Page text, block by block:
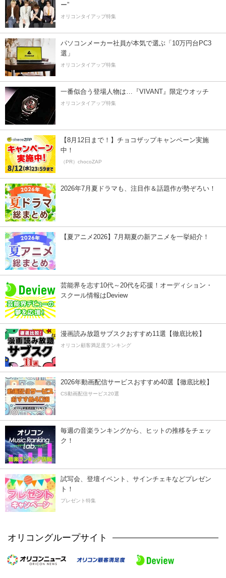
ー”
オリコンタイアップ特集
パソコンメーカー社員が本気で選ぶ「10万円台PC3
選」
オリコンタイアップ特集
一番似合う登場人物は…『VIVANT』限定ウオッチ
オリコンタイアップ特集
【8月12日まで！】チョコザップキャンペーン実施
中！
（PR）chocoZAP
2026年7月夏ドラマも、注目作＆話題作が勢ぞろい！
【夏アニメ2026】7月期夏の新アニメを一挙紹介！
芸能界を志す10代～20代を応援！オーディション・
スクール情報はDeview
漫画読み放題サブスクおすすめ11選【徹底比較】
オリコン顧客満足度ランキング
2026年動画配信サービスおすすめ40選【徹底比較】
CS動画配信サービス20選
毎週の音楽ランキングから、ヒットの推移をチェッ
ク！
試写会、登壇イベント、サインチェキなどプレゼン
ト！
プレゼント特集
オリコングループサイト